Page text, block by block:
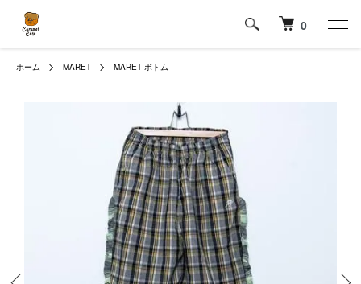
0
ホーム MARET MARET ボトム